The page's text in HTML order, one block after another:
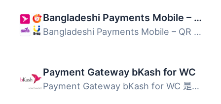
Bangladeshi Payments Mobile – QR Code & Transaction Reports
Bangladeshi Payments Mobile – QR Code & Transaction R...
Payment Gateway bKash for WC
Payment Gateway bKash for WC 是一款專為 WooCommerce 設計...